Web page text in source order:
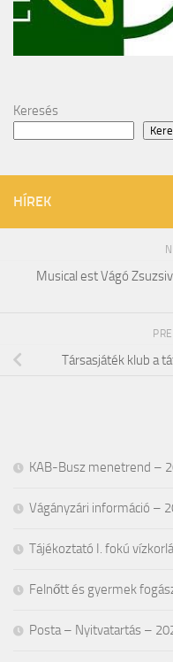
Keresés
HÍREK
Musical est Vágó
Társasjáték klub a
KAB-Busz menetrend –
Vágányzári információ –
Tájékoztató I. fokú
Felnőtt és gyermek
Posta – Nyitvatartás –